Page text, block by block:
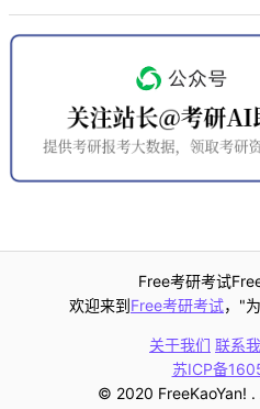
Free考研考试
欢迎来到Free考研考试，"
关于我们 联系
苏ICP备
© 2020 FreeKaoYan!